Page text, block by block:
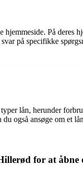
På deres
på specifikke
lån, herunder
også ansøge om et
for at åbne